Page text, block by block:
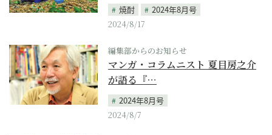
焼酎
2024年8月号
2024/8/17
編集部からのお知らせ
マンガ・コラムニスト 夏目房之介
が語る『…
2024年8月号
2024/8/7